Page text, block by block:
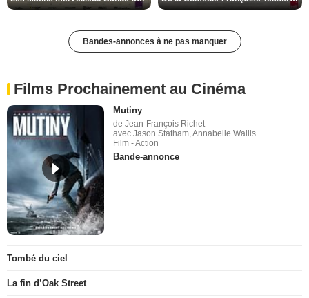
Bandes-annonces à ne pas manquer
Films Prochainement au Cinéma
Mutiny
de Jean-François Richet
avec Jason Statham, Annabelle Wallis
Film - Action
Bande-annonce
Tombé du ciel
La fin d’Oak Street